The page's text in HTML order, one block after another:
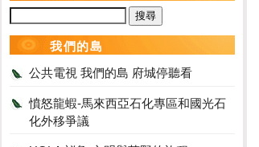
我們的島
公共電視 我們的島 府城停聽看
憤怒龍蝦-馬來西亞石化專區和國光石
化外移爭議